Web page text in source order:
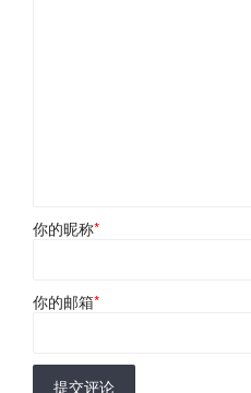
你的昵称*
你的邮箱*
提交评论